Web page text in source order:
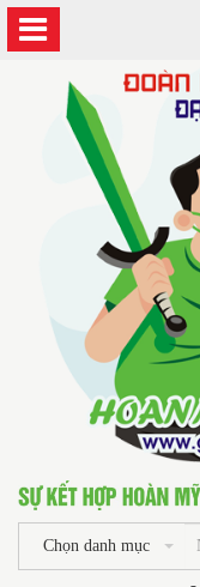
Chọn danh mục